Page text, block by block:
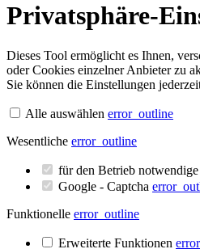
Privatsphäre-
Dieses Tool ermöglicht es Ihnen,
oder Cookies einzelner Anbieter zu
Sie können die Einstellungen
Alle auswählen error_outline
Wesentliche error_outline
für den Betrieb
Google - Captcha
Funktionelle error_outline
Erweiterte Funktionen